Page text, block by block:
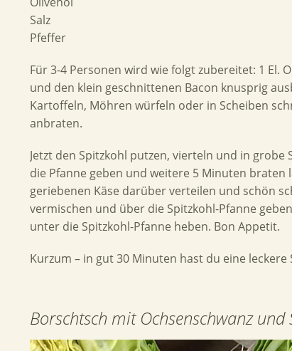
Salz
Pfeffer
Für 3-4 Personen wird wie folgt zubereitet: 1 El.
und den klein geschnittenen Bacon knusprig
Kartoffeln, Möhren würfeln oder in Scheiben
anbraten.
Jetzt den Spitzkohl putzen, vierteln und in
die Pfanne geben und weitere 5 Minuten
geriebenen Käse darüber verteilen und schön
vermischen und über die Spitzkohl-Pfanne
unter die Spitzkohl-Pfanne heben. Bon Appetit.
Kurzum – in gut30 Minuten hast du eine leckere
Borschtsch mit Ochsenschwanz und